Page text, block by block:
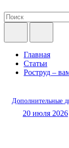
Главная
Статьи
Роструд –
Дополнительные
20 июля 2026